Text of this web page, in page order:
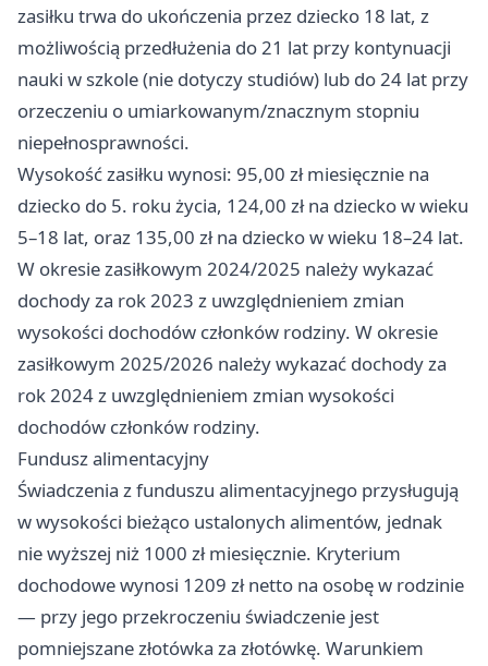
zasiłku trwa do ukończenia przez dziecko 18 lat, z
możliwością przedłużenia do 21 lat przy kontynuacji
nauki w szkole (nie dotyczy studiów) lub do 24 lat przy
orzeczeniu o umiarkowanym/znacznym stopniu
niepełnosprawności.
Wysokość zasiłku wynosi: 95,00 zł miesięcznie na
dziecko do 5. roku życia, 124,00 zł na dziecko w wieku
5–18 lat, oraz 135,00 zł na dziecko w wieku 18–24 lat.
W okresie zasiłkowym 2024/2025 należy wykazać
dochody za rok 2023 z uwzględnieniem zmian
wysokości dochodów członków rodziny. W okresie
zasiłkowym 2025/2026 należy wykazać dochody za
rok 2024 z uwzględnieniem zmian wysokości
dochodów członków rodziny.
Fundusz alimentacyjny
Świadczenia z funduszu alimentacyjnego przysługują
w wysokości bieżąco ustalonych alimentów, jednak
nie wyższej niż 1000 zł miesięcznie. Kryterium
dochodowe wynosi 1209 zł netto na osobę w rodzinie
— przy jego przekroczeniu świadczenie jest
pomniejszane złotówka za złotówkę. Warunkiem